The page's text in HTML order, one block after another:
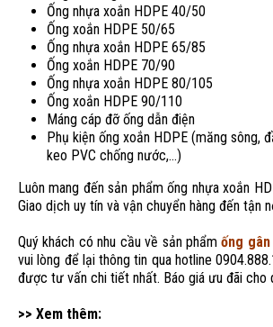
Ống nhựa xoắn HDPE 40/50
Ống xoắn HDPE 50/65
Ống nhựa xoắn HDPE 65/85
Ống xoắn HDPE 70/90
Ống nhựa xoắn HDPE 80/105
Ống xoắn HDPE 90/110
Máng cáp đỡ ống dẫn điện
Phụ kiện ống xoắn HDPE (măng sông,
keo PVC chống nước,…)
Luôn mang đến sản phẩm ống nhựa xoắn
Giao dịch uy tín và vận chuyển hàng đến tận
Quý khách có nhu cầu về sản phẩmống gân
vui lòng để lại thông tin qua hotline
được tư vấn chi tiết nhất. Báo giá ưu đãi cho
>> Xem thêm: